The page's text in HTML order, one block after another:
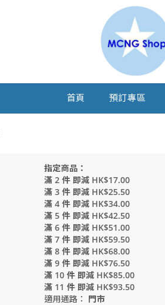
首頁 預訂專區
指定商品：
滿 2 件 即減 HK$17.00
滿 3 件 即減 HK$25.50
滿 4 件 即減 HK$34.00
滿 5 件 即減 HK$42.50
滿 6 件 即減 HK$51.00
滿 7 件 即減 HK$59.50
滿 8 件 即減 HK$68.00
滿 9 件 即減 HK$76.50
滿 10 件 即減 HK$85.00
滿 11 件 即減 HK$93.50
適用通路： 門市